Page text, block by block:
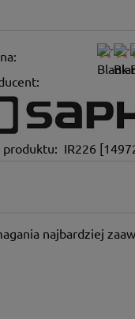
produktu: IR226
najbardziej